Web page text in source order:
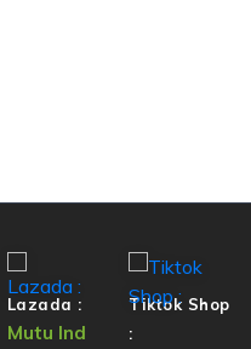
Lazada :
Mutu Ind
Tiktok Shop
: